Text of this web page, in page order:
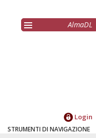
AlmaDL
Login
STRUMENTI DI NAVIGAZIONE